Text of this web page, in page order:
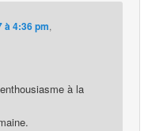
à 4:36 pm,
à la